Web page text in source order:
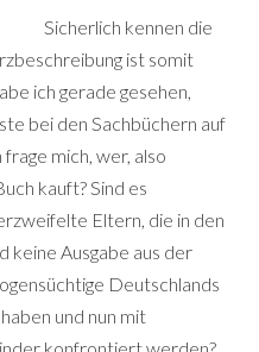
Sicherlich kennen die
ist somit
ich gerade gesehen,
bei den Sachbüchern auf
mich, wer, also
kauft? Sind es
Eltern, die in den
keine Ausgabe aus der
Deutschlands
und nun mit